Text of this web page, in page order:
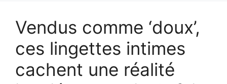
Vendus comme ‘doux’,
ces lingettes intimes
cachent une réalité